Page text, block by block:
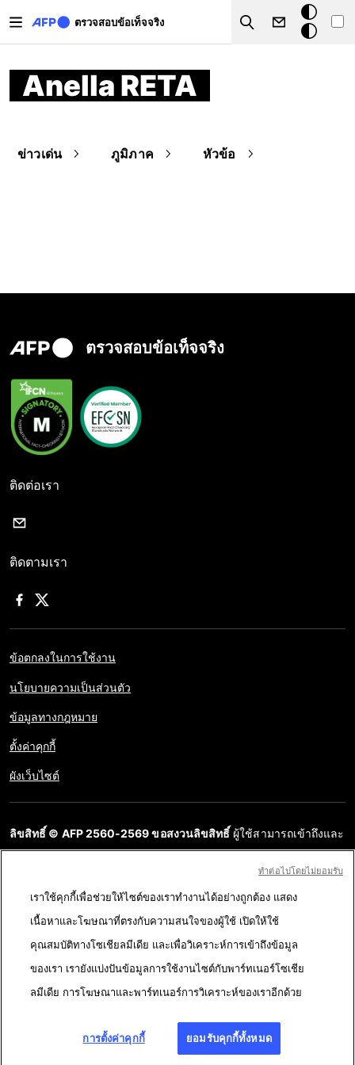
ตรวจสอบข้อเท็จจริง
Search
โหมด
มืด
Anella RETA
ข่าวเด่น ภูมิภาค หัวข้อ
ตรวจสอบข้อเท็จจริง
ติดต่อเรา
ติดตามเรา
ข้อตกลงในการใช้งาน
นโยบายความเป็นส่วนตัว
ข้อมูลทางกฎหมาย
ตั้งค่าคุกกี้
ผังเว็บไซต์
ลิขสิทธิ์ © AFP 2560-2569 ขอสงวนลิขสิทธิ์ ผู้ใช้สามารถเข้าถึงและ
นำเนื้อหาบนเว็บไซต์ของ AFP ไปเผยแพร่ต่อโดยไม่ได้รับอนุญาตก่อน
ในวัตถุประสงค์อื่น โดยเฉพาะการนำไปผลิตซ้ำ การใช้เพื่อสื่อสารกับ
สาธารณะ หรือการเผยแพร่เนื้อหาบนเว็บไซต์ ทั้งในบางส่วนหรือ
ทั้งหมด โดย AFP ไม่ได้รับสิทธิ์ใดๆ จากเจ้าของลิขสิทธิ์สำหรับเนื้อหา
ของบุคคลที่สามนี้และจะไม่รับผิดชอบใดๆ ในเรื่องนี้ AFP และ
สัญลักษณ์เป็นเครื่องหมายที่ได้รับการจดทะเบียนการค้า
เราใช้คุกกี้เพื่อช่วยให้ไซต์ของเราทำงานได้อย่างถูกต้อง แสดง
เนื้อหาและโฆษณาที่ตรงกับความสนใจของผู้ใช้ เปิดให้ใช้
คุณสมบัติทางโซเชียลมีเดีย และเพื่อวิเคราะห์การเข้าถึงข้อมูล
ของเรา เรายังแบ่งปันข้อมูลการใช้งานไซต์กับพาร์ทเนอร์โซเชีย
ลมีเดีย การโฆษณาและพาร์ทเนอร์การวิเคราะห์ของเราอีกด้วย
การตั้งค่าคุกกี้ ยอมรับคุกกี้ทั้งหมด
ทําต่อไปโดยไม่ยอมรับ